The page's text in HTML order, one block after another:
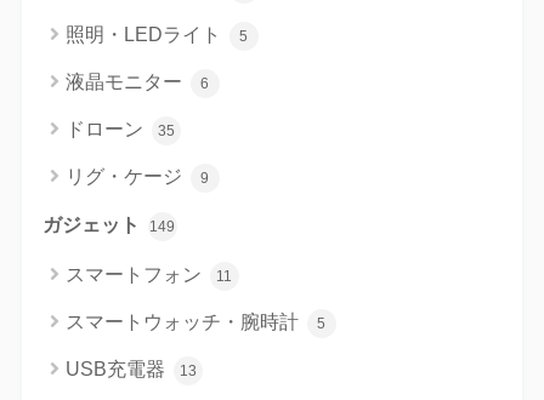
照明・LEDライト 5
液晶モニター 6
ドローン 35
リグ・ケージ 9
ガジェット 149
スマートフォン 11
スマートウォッチ・腕時計 5
USB充電器 13